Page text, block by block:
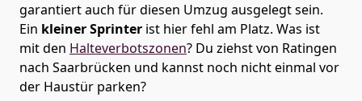
garantiert auch für diesen Umzug ausgelegt sein.
Ein kleiner Sprinter ist hier fehl am Platz. Was ist
mit den Halteverbotszonen? Du ziehst von Ratingen
nach Saarbrücken und kannst noch nicht einmal vor
der Haustür parken?